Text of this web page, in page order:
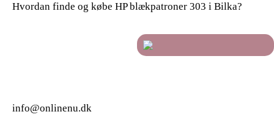
Hvordan finde og købe HP blækpatroner 303 i Bilka?
info@onlinenu.dk